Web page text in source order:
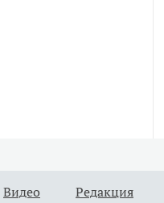
Видео Редакция